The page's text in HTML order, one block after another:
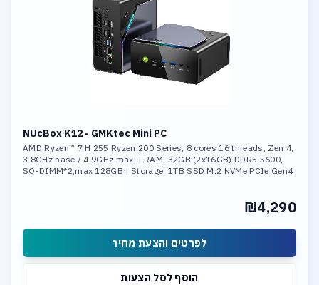
NUcBox K12 - GMKtec Mini PC
AMD Ryzen™ 7 H 255 Ryzen 200 Series, 8 cores 16 threads, Zen 4,
3.8GHz base / 4.9GHz max, | RAM: 32GB (2x16GB) DDR5 5600,
SO-DIMM*2,max 128GB | Storage: 1TB SSD M.2 NVMe PCIe Gen4
₪4,290
לפרטים והצעת מחיר
הוסף לסל הצעות